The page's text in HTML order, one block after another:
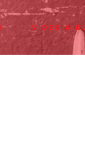
Video &